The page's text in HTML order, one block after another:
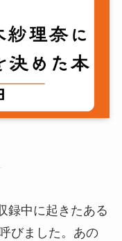
録中に起きたある
びました。あの